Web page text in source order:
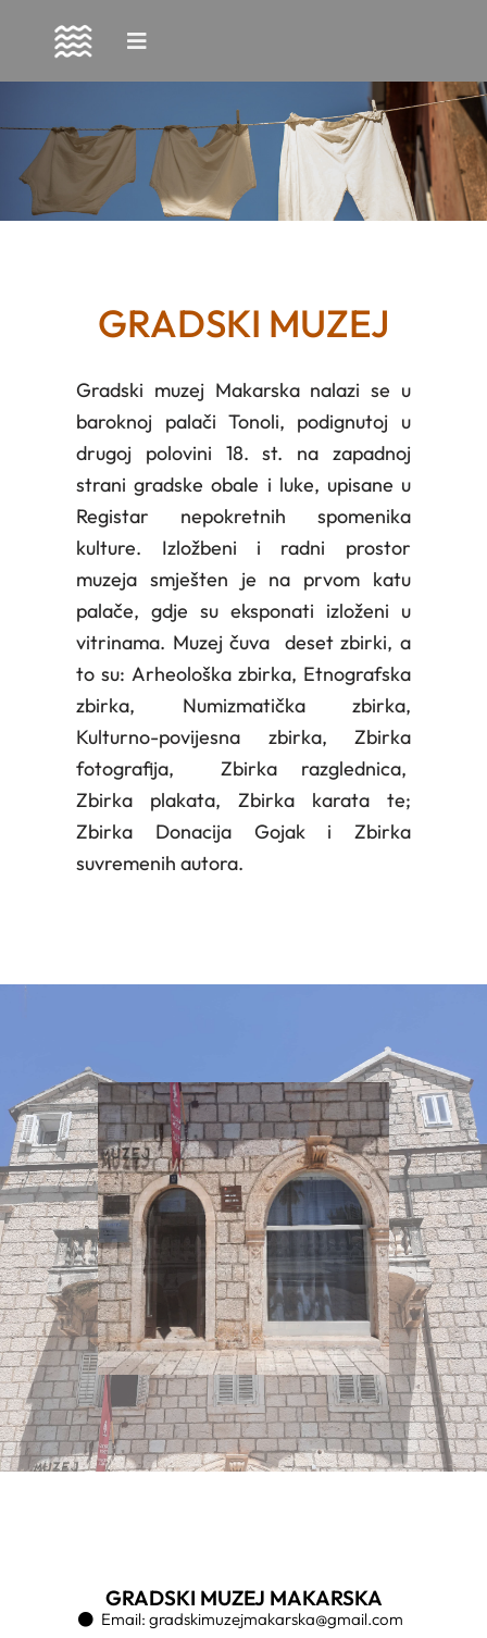
to
GRADSKI MUZEJ
Gradski muzej Makarska nalazi se u
baroknoj palači Tonoli, podignutoj u
drugoj polovini 18. st. na zapadnoj
strani gradske obale i luke, upisane u
Registar nepokretnih spomenika
kulture. Izložbeni i radni prostor
muzeja smješten je na prvom katu
palače, gdje su eksponati izloženi u
vitrinama. Muzej čuva deset zbirki, a
to su: Arheološka zbirka, Etnografska
zbirka, Numizmatička zbirka,
Kulturno-povijesna zbirka, Zbirka
fotografija, Zbirka razglednica,
Zbirka plakata, Zbirka karata te;
Zbirka Donacija Gojak i Zbirka
suvremenih autora.
GRADSKI MUZEJ MAKARSKA
Email: gradskimuzejmakarska@gmail.com